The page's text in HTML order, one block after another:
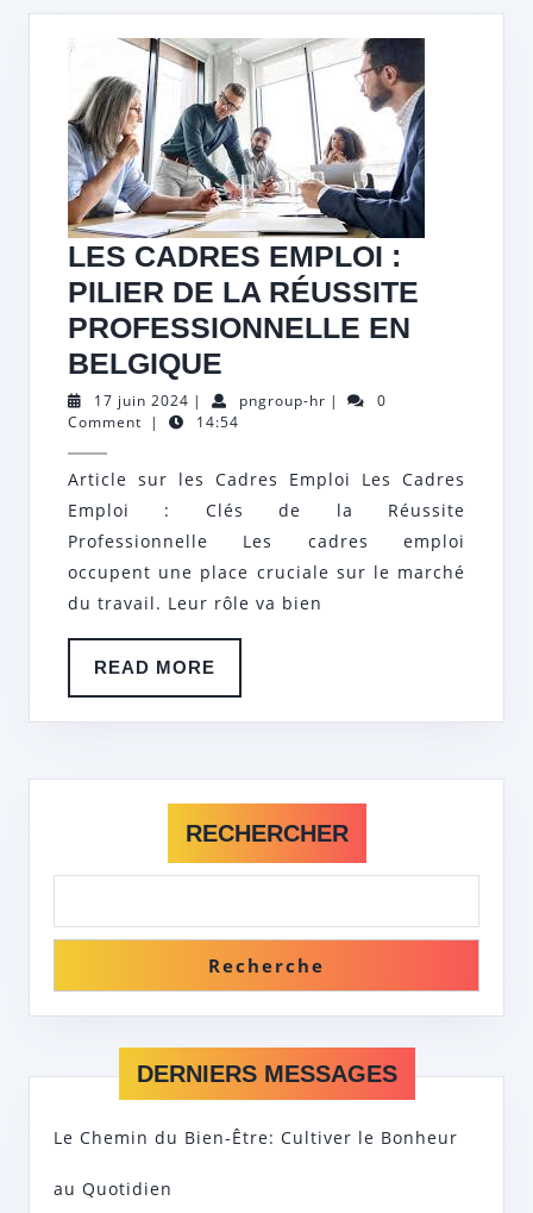
LES CADRES EMPLOI :
PILIER DE LA RÉUSSITE
PROFESSIONNELLE EN
BELGIQUE
CADRES
EMPLOI
:
PILIER
DE
LA
RÉUSSITE
PROFESSIONNELLE
BELGIQUE
17 juin 2024 17
juin
| pngroup-hrpngroup-
|
0
Comment | 14:54
Article sur les Cadres Emploi Les Cadres
Emploi : Clés de la Réussite
Professionnelle Les cadres emploi
occupent une place cruciale sur le marché
du travail. Leur rôle va bien
READ MORE
MORE
RECHERCHER
Recherche
DERNIERS MESSAGES
Le Chemin du Bien-Être: Cultiver le Bonheur
au Quotidien